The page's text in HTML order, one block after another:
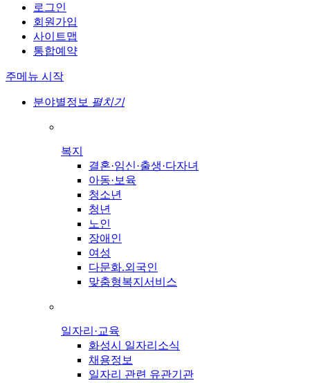
로그인
회원가입
사이트맵
통합예약
주메뉴 시작
분야별정보 펼치기
복지
결혼·임신·출생·다자녀
아동·보육
청소년
청년
노인
장애인
여성
다문화.외국인
맞춤형복지서비스
일자리·교육
화성시 일자리소식
채용정보
일자리 관련 유관기관